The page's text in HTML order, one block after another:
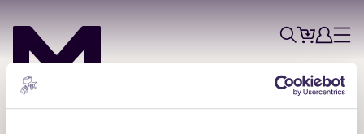
ZoekTicketsAccount
Menu